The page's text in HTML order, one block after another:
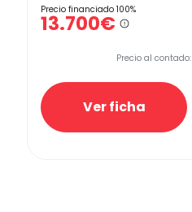
Precio financiado 100%
13.700€
Precio al contado:
Ver ficha